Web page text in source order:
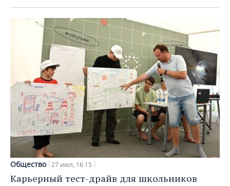
Общество 27 июл, 16:15
Карьерный тест-драйв для школьников